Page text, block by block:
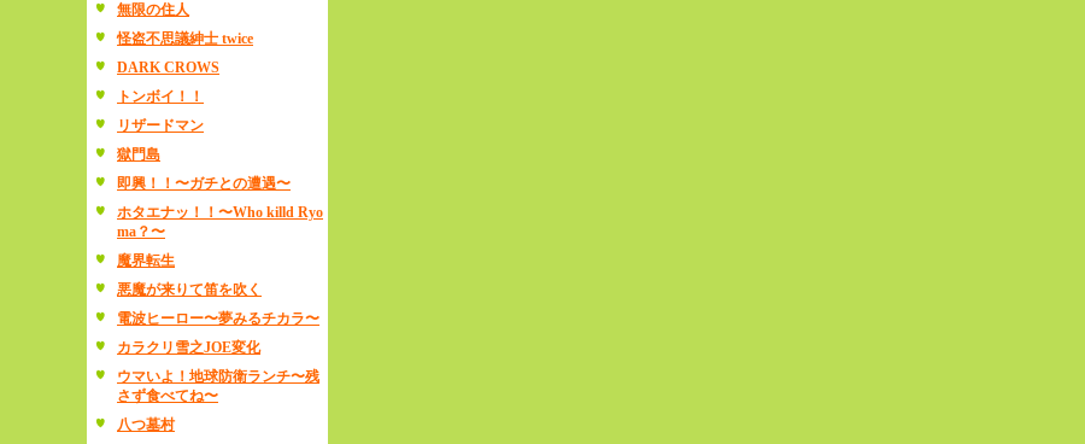
無限の住人
怪盗不思議紳士 twice
DARK CROWS
トンボイ！！
リザードマン
獄門島
即興！！〜ガチとの遭遇〜
ホタエナッ！！〜Who killd Ryo
ma？〜
魔界転生
悪魔が来りて笛を吹く
電波ヒーロー〜夢みるチカラ〜
カラクリ雪之JOE変化
ウマいよ！地球防衛ランチ〜残
さず食べてね〜
八つ墓村